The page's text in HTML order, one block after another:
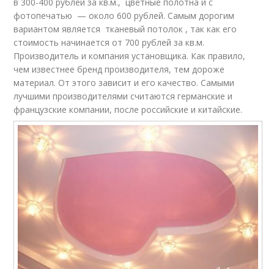
фотопечатью — около 600 рублей. Самым дорогим
вариантом является тканевый потолок , так как его
стоимость начинается от 700 рублей за кв.м.
Производитель и компания установщика. Как правило,
чем известнее бренд производителя, тем дороже
материал. От этого зависит и его качество. Самыми
лучшими производителями считаются германские и
французские компании, после российские и китайские.